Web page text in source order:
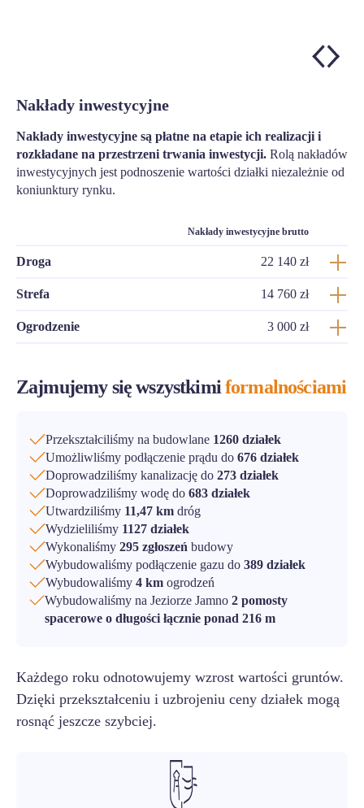
Nakłady inwestycyjne
Nakłady inwestycyjne są płatne na etapie ich realizacji i
rozkładane na przestrzeni trwania inwestycji. Rolą nakładów
inwestycyjnych jest podnoszenie wartości działki niezależnie od
koniunktury rynku.
Nakłady inwestycyjne brutto
Droga 22 140 zł
Strefa 14 760 zł
Ogrodzenie 3 000 zł
Zajmujemy się wszystkimiformalnościami
Przekształciliśmy na budowlane 1260 działek
Umożliwliśmy podłączenie prądu do 676 działek
Doprowadziliśmy kanalizację do 273 działek
Doprowadziliśmy wodę do 683 działek
Utwardziliśmy 11,47 km dróg
Wydzieliliśmy 1127 działek
Wykonaliśmy 295 zgłoszeń budowy
Wybudowaliśmy podłączenie gazu do 389 działek
Wybudowaliśmy 4 km ogrodzeń
Wybudowaliśmy na Jeziorze Jamno 2 pomosty
spacerowe o długości łącznie ponad 216 m
Każdego roku odnotowujemy wzrost wartości gruntów.
Dzięki przekształceniu i uzbrojeniu ceny działek mogą
rosnąć jeszcze szybciej.